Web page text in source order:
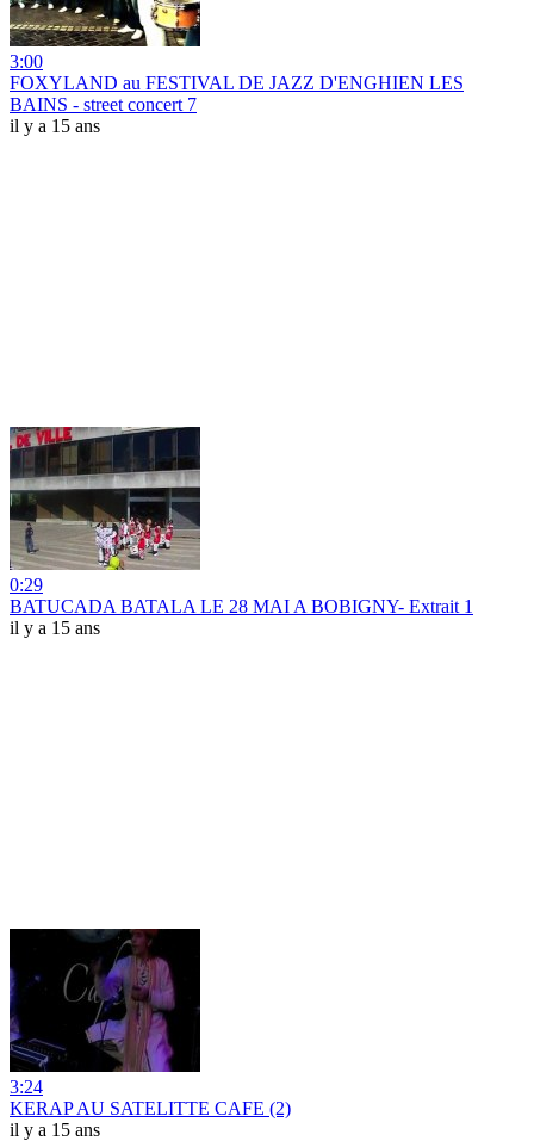
3:00
FOXYLAND au FESTIVAL DE JAZZ D'ENGHIEN LES
BAINS - street concert 7
il y a 15 ans
0:29
BATUCADA BATALA LE 28 MAI A BOBIGNY- Extrait 1
il y a 15 ans
3:24
KERAP AU SATELITTE CAFE (2)
il y a 15 ans